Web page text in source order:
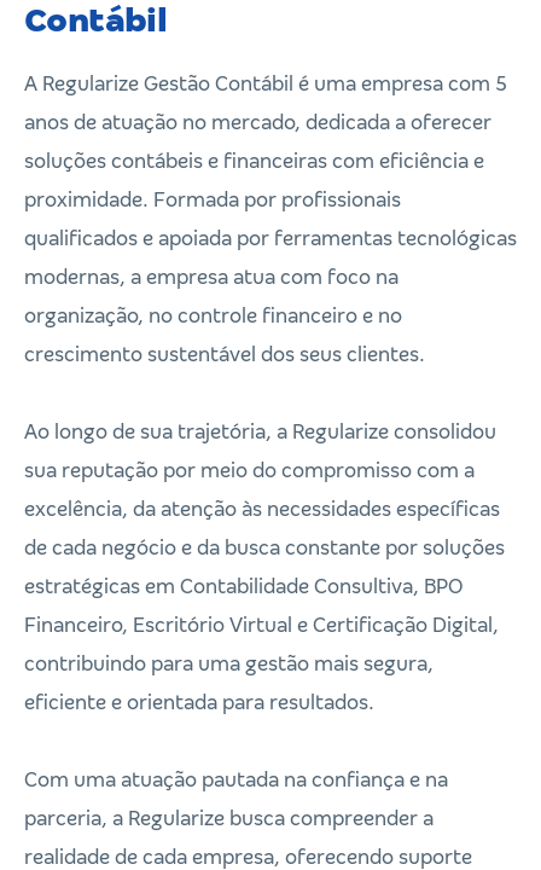
Contábil
A Regularize Gestão Contábil é uma empresa com 5
anos de atuação no mercado, dedicada a oferecer
soluções contábeis e financeiras com eficiência e
proximidade. Formada por profissionais
qualificados e apoiada por ferramentas tecnológicas
modernas, a empresa atua com foco na
organização, no controle financeiro e no
crescimento sustentável dos seus clientes.
Ao longo de sua trajetória, a Regularize consolidou
sua reputação por meio do compromisso com a
excelência, da atenção às necessidades específicas
de cada negócio e da busca constante por soluções
estratégicas em Contabilidade Consultiva, BPO
Financeiro, Escritório Virtual e Certificação Digital,
contribuindo para uma gestão mais segura,
eficiente e orientada para resultados.
Com uma atuação pautada na confiança e na
parceria, a Regularize busca compreender a
realidade de cada empresa, oferecendo suporte